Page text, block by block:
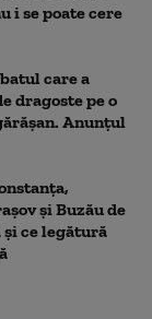
i se poate cere
care a
dragoste pe o
Anunțul
și Buzău de
ce legătură